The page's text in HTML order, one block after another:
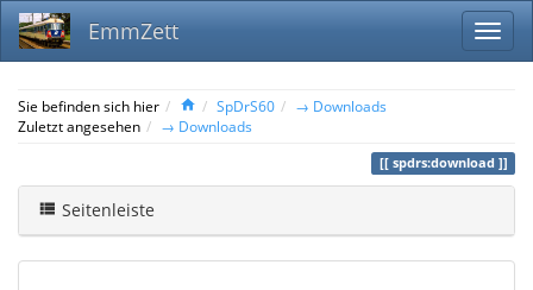
EmmZett
Sie befinden sich hier Home
SpDrS60
→ Downloads
Zuletzt angesehen
→ Downloads
spdrs:download
Seitenleiste